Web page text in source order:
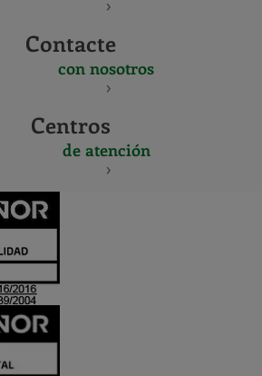
Contacte
con nosotros
Centros
de atención